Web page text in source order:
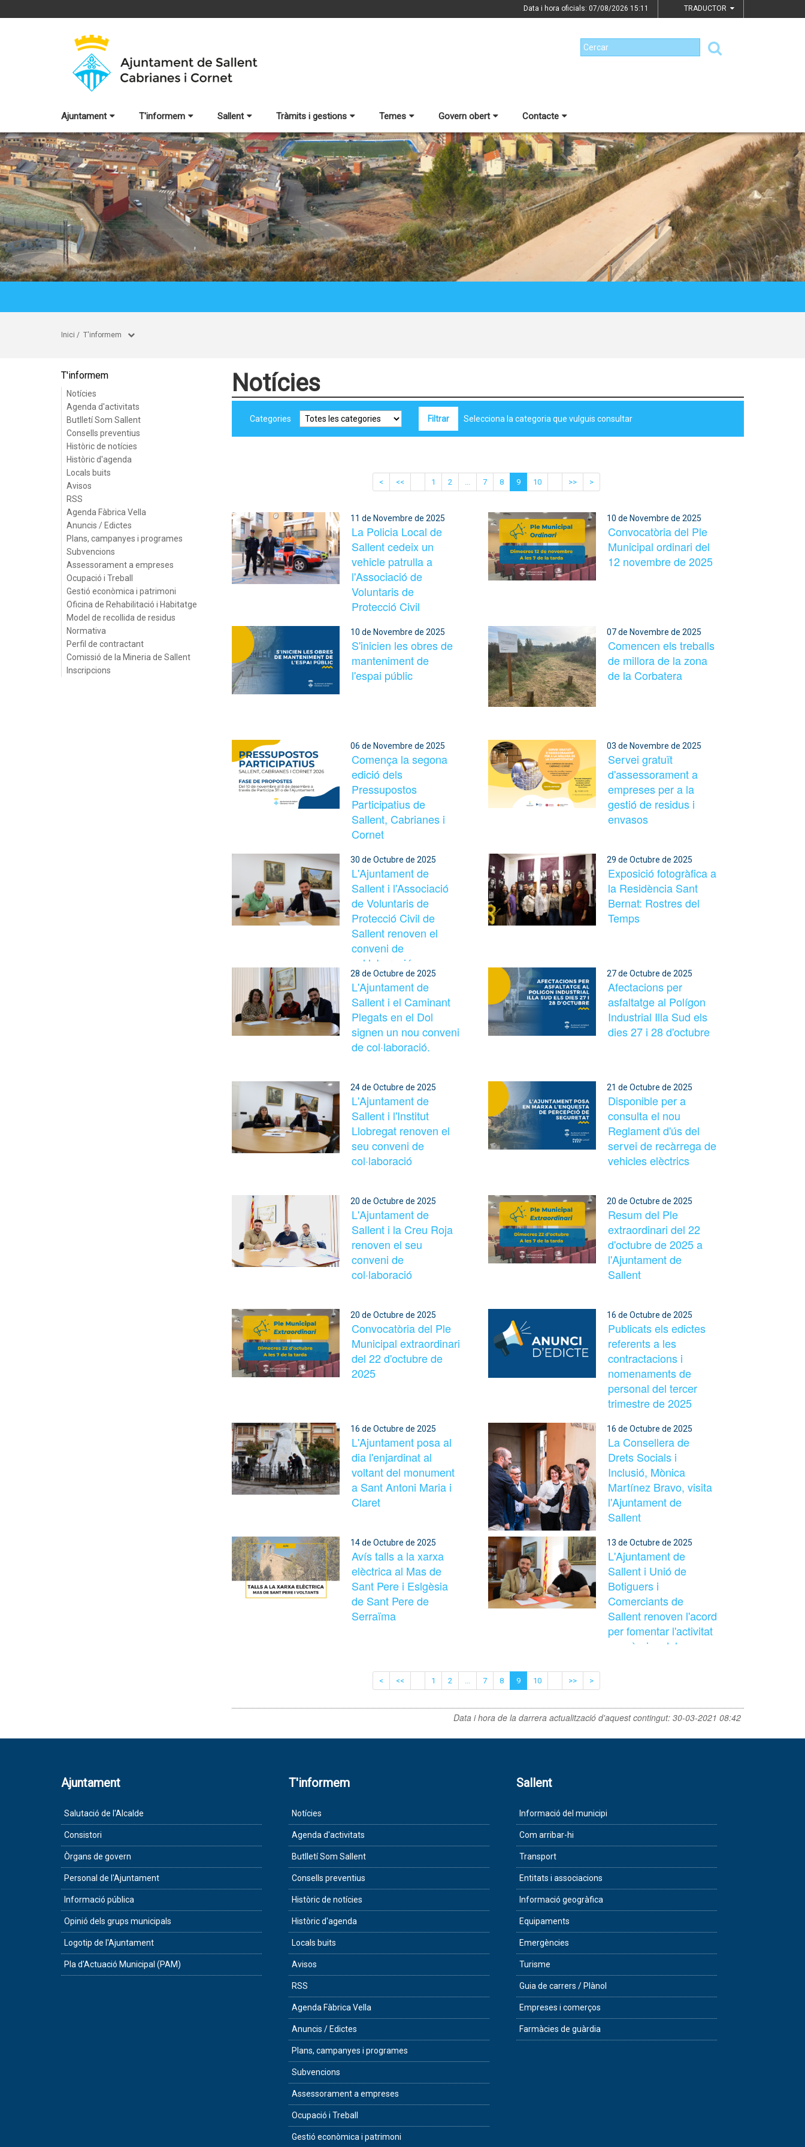
Data i hora oficials: 07/08/2026 15:11 TRADUCTOR
Ajuntament T'informem Sallent Tràmits i gestions Temes Govern obert Contacte
Inici / T'informem
T'informem
Notícies
Agenda d'activitats
Butlletí Som Sallent
Consells preventius
Històric de notícies
Històric d'agenda
Locals buits
Avisos
RSS
Agenda Fàbrica Vella
Anuncis / Edictes
Plans, campanyes i programes
Subvencions
Assessorament a empreses
Ocupació i Treball
Gestió econòmica i patrimoni
Oficina de Rehabilitació i Habitatge
Model de recollida de residus
Normativa
Perfil de contractant
Comissió de la Mineria de Sallent
Inscripcions
Notícies
Categories Selecciona la categoria que vulguis consultar
< << 1 2 ... 7 8 9 10 >> >
11 de Novembre de 2025
La Policia Local de
Sallent cedeix un
vehicle patrulla a
l'Associació de
Voluntaris de
Protecció Civil
10 de Novembre de 2025
Convocatòria del Ple
Municipal ordinari del
12 novembre de 2025
10 de Novembre de 2025
S'inicien les obres de
manteniment de
l'espai públic
07 de Novembre de 2025
Comencen els treballs
de millora de la zona
de la Corbatera
06 de Novembre de 2025
Comença la segona
edició dels
Pressupostos
Participatius de
Sallent, Cabrianes i
Cornet
03 de Novembre de 2025
Servei gratuït
d'assessorament a
empreses per a la
gestió de residus i
envasos
30 de Octubre de 2025
L'Ajuntament de
Sallent i l'Associació
de Voluntaris de
Protecció Civil de
Sallent renoven el
conveni de
col·laboració
29 de Octubre de 2025
Exposició fotogràfica a
la Residència Sant
Bernat: Rostres del
Temps
28 de Octubre de 2025
L'Ajuntament de
Sallent i el Caminant
Plegats en el Dol
signen un nou conveni
de col·laboració.
27 de Octubre de 2025
Afectacions per
asfaltatge al Polígon
Industrial Illa Sud els
dies 27 i 28 d'octubre
24 de Octubre de 2025
L'Ajuntament de
Sallent i l'Institut
Llobregat renoven el
seu conveni de
col·laboració
21 de Octubre de 2025
Disponible per a
consulta el nou
Reglament d'ús del
servei de recàrrega de
vehicles elèctrics
20 de Octubre de 2025
L'Ajuntament de
Sallent i la Creu Roja
renoven el seu
conveni de
col·laboració
20 de Octubre de 2025
Resum del Ple
extraordinari del 22
d'octubre de 2025 a
l'Ajuntament de
Sallent
20 de Octubre de 2025
Convocatòria del Ple
Municipal extraordinari
del 22 d'octubre de
2025
16 de Octubre de 2025
Publicats els edictes
referents a les
contractacions i
nomenaments de
personal del tercer
trimestre de 2025
16 de Octubre de 2025
L'Ajuntament posa al
dia l'enjardinat al
voltant del monument
a Sant Antoni Maria i
Claret
16 de Octubre de 2025
La Consellera de
Drets Socials i
Inclusió, Mònica
Martínez Bravo, visita
l'Ajuntament de
Sallent
14 de Octubre de 2025
Avís talls a la xarxa
elèctrica al Mas de
Sant Pere i Eslgèsia
de Sant Pere de
Serraïma
13 de Octubre de 2025
L'Ajuntament de
Sallent i Unió de
Botiguers i
Comerciants de
Sallent renoven l'acord
per fomentar l'activitat
econòmica del
< << 1 2 ... 7 8 9 10 >> >
Data i hora de la darrera actualització d'aquest contingut: 30-03-2021 08:42
Ajuntament
Salutació de l'Alcalde
Consistori
Òrgans de govern
Personal de l'Ajuntament
Informació pública
Opinió dels grups municipals
Logotip de l'Ajuntament
Pla d'Actuació Municipal (PAM)
T'informem
Notícies
Agenda d'activitats
Butlletí Som Sallent
Consells preventius
Històric de notícies
Històric d'agenda
Locals buits
Avisos
RSS
Agenda Fàbrica Vella
Anuncis / Edictes
Plans, campanyes i programes
Subvencions
Assessorament a empreses
Ocupació i Treball
Gestió econòmica i patrimoni
Sallent
Informació del municipi
Com arribar-hi
Transport
Entitats i associacions
Informació geogràfica
Equipaments
Emergències
Turisme
Guia de carrers / Plànol
Empreses i comerços
Farmàcies de guàrdia